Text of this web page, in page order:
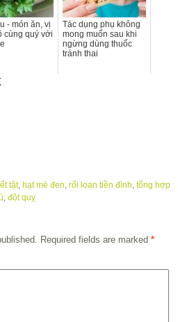
- món ăn, vị
cùng quý với
Tác dụng phụ không
mong muốn sau khi
ngừng dùng thuốc
tránh thai
tật, hạt mè đen, rối loạn tiền đình, tổng hợp
, đột quỵ
Required fields are marked *